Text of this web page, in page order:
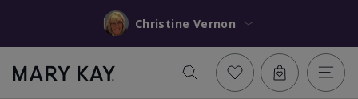
Christine Vernon